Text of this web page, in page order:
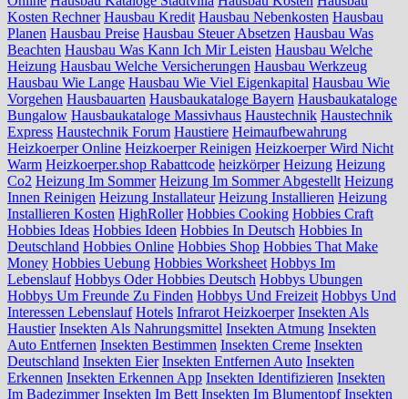
Kosten Rechner Hausbau Kredit Hausbau Nebenkosten Hausbau
Planen Hausbau Preise Hausbau Steuer Absetzen Hausbau Was
Beachten Hausbau Was Kann Ich Mir Leisten Hausbau Welche
Heizung Hausbau Welche Versicherungen Hausbau Werkzeug
Hausbau Wie Lange Hausbau Wie Viel Eigenkapital Hausbau Wie
Vorgehen Hausbauarten Hausbaukataloge Bayern Hausbaukataloge
Bungalow Hausbaukataloge Massivhaus Haustechnik Haustechnik
Express Haustechnik Forum Haustiere Heimaufbewahrung
Heizkoerper Online Heizkoerper Reinigen Heizkoerper Wird Nicht
Warm Heizkoerper.shop Rabattcode heizkörper Heizung Heizung
Co2 Heizung Im Sommer Heizung Im Sommer Abgestellt Heizung
Innen Reinigen Heizung Installateur Heizung Installieren Heizung
Installieren Kosten HighRoller Hobbies Cooking Hobbies Craft
Hobbies Ideas Hobbies Ideen Hobbies In Deutsch Hobbies In
Deutschland Hobbies Online Hobbies Shop Hobbies That Make
Money Hobbies Uebung Hobbies Worksheet Hobbys Im
Lebenslauf Hobbys Oder Hobbies Deutsch Hobbys Ubungen
Hobbys Um Freunde Zu Finden Hobbys Und Freizeit Hobbys Und
Interessen Lebenslauf Hotels Infrarot Heizkoerper Insekten Als
Haustier Insekten Als Nahrungsmittel Insekten Atmung Insekten
Auto Entfernen Insekten Bestimmen Insekten Creme Insekten
Deutschland Insekten Eier Insekten Entfernen Auto Insekten
Erkennen Insekten Erkennen App Insekten Identifizieren Insekten
Im Badezimmer Insekten Im Bett Insekten Im Blumentopf Insekten